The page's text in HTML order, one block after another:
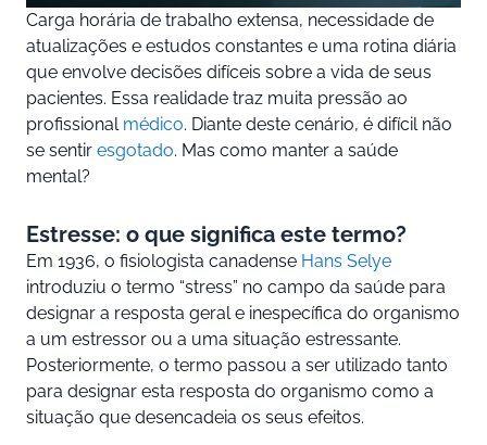
Carga horária de trabalho extensa, necessidade de
atualizações e estudos constantes e uma rotina diária
que envolve decisões difíceis sobre a vida de seus
pacientes. Essa realidade traz muita pressão ao
profissional médico. Diante deste cenário, é difícil não
se sentir esgotado. Mas como manter a saúde
mental?
Estresse: o que significa este termo?
Em 1936, o fisiologista canadense Hans Selye
introduziu o termo “stress” no campo da saúde para
designar a resposta geral e inespecífica do organismo
a um estressor ou a uma situação estressante.
Posteriormente, o termo passou a ser utilizado tanto
para designar esta resposta do organismo como a
situação que desencadeia os seus efeitos.